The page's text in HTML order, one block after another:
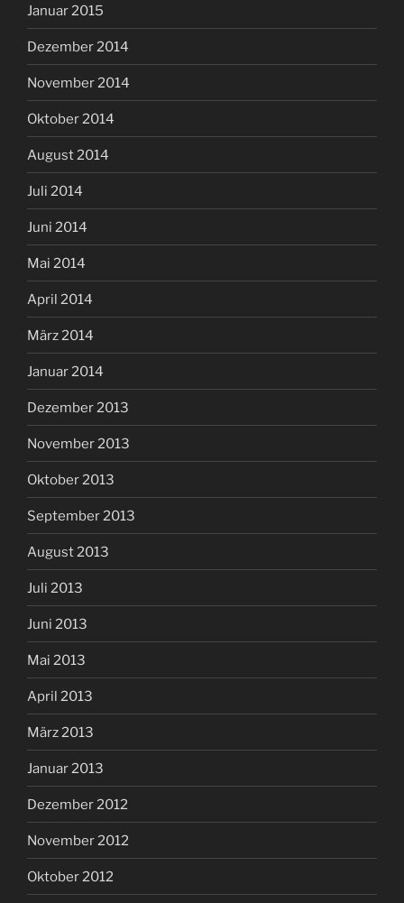
Januar 2015
Dezember 2014
November 2014
Oktober 2014
August 2014
Juli 2014
Juni 2014
Mai 2014
April 2014
März 2014
Januar 2014
Dezember 2013
November 2013
Oktober 2013
September 2013
August 2013
Juli 2013
Juni 2013
Mai 2013
April 2013
März 2013
Januar 2013
Dezember 2012
November 2012
Oktober 2012